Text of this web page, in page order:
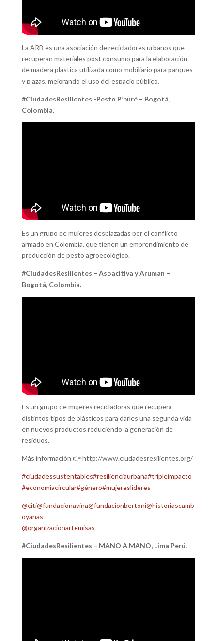
La ARB es una asociación de recicladores urbanos que
recuperan materiales post consumo para la elaboración
de madera plástica utilizada como mobiliario para parques
y plazas, mejorando el uso del espacio público.
#CiudadesResilientes -Pesto P’puré – Bogotá,
Colombia.
Es un grupo de mujeres desplazadas por el conflicto
armado en Colombia, que tienen un emprendimiento de
producción de pesto agroecológico.
#CiudadesResilientes – Asoacitiva y Aruman –
Bogotá, Colombia.
Es un grupo de mujeres recicladoras que recupera
distintos tipos de plásticos para darles una segunda vida
en nuevos productos reduciendo la generación de
residuos.
Más información 👉 http://www.ciudadesresilientes.org/
#ciudadessustentables#resilienciaurbana#tripleimpacto
#economiacircular#género#mujereslideres
@citi@fundacionavina@fundacionbertoni@historiascamb
oyanas
@organizacionartemisas
#CiudadesResilientes – MANO A MANO, Lima Perú.